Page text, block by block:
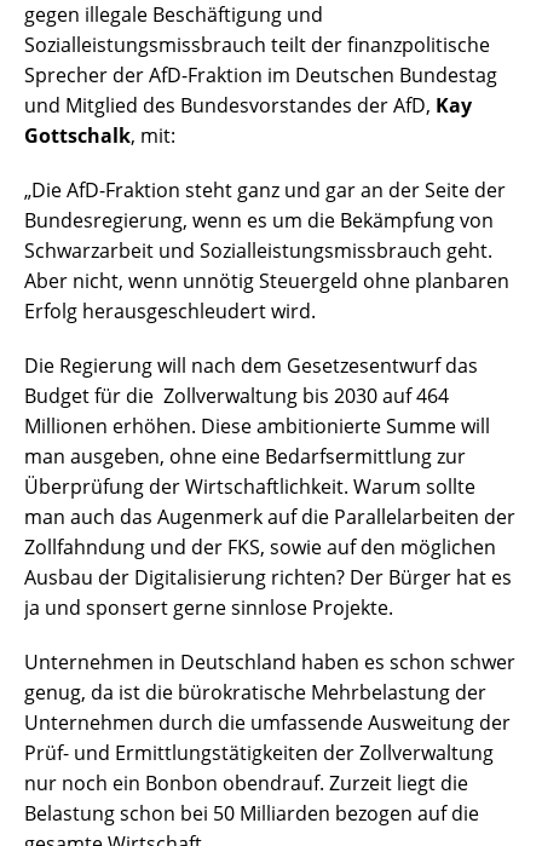
gegen illegale Beschäftigung und
Sozialleistungsmissbrauch teilt der finanzpolitische
Sprecher der AfD-Fraktion im Deutschen Bundestag
und Mitglied des Bundesvorstandes der AfD, Kay
Gottschalk, mit:
„Die AfD-Fraktion steht ganz und gar an der Seite der
Bundesregierung, wenn es um die Bekämpfung von
Schwarzarbeit und Sozialleistungsmissbrauch geht.
Aber nicht, wenn unnötig Steuergeld ohne planbaren
Erfolg herausgeschleudert wird.
Die Regierung will nach dem Gesetzesentwurf das
Budget für die Zollverwaltung bis 2030 auf 464
Millionen erhöhen. Diese ambitionierte Summe will
man ausgeben, ohne eine Bedarfsermittlung zur
Überprüfung der Wirtschaftlichkeit. Warum sollte
man auch das Augenmerk auf die Parallelarbeiten der
Zollfahndung und der FKS, sowie auf den möglichen
Ausbau der Digitalisierung richten? Der Bürger hat es
ja und sponsert gerne sinnlose Projekte.
Unternehmen in Deutschland haben es schon schwer
genug, da ist die bürokratische Mehrbelastung der
Unternehmen durch die umfassende Ausweitung der
Prüf- und Ermittlungstätigkeiten der Zollverwaltung
nur noch ein Bonbon obendrauf. Zurzeit liegt die
Belastung schon bei 50 Milliarden bezogen auf die